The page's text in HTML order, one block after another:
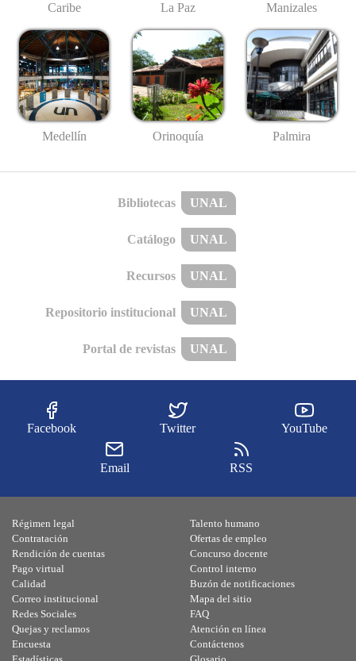
Caribe La Paz Manizales
Medellín Orinoquía Palmira
Bibliotecas UNAL
Catálogo UNAL
Recursos UNAL
Repositorio institucional UNAL
Portal de revistas UNAL
Facebook Twitter YouTube
Email RSS
Régimen legal
Contratación
Rendición de cuentas
Pago virtual
Calidad
Talento humano
Ofertas de empleo
Concurso docente
Control interno
Buzón de notificaciones
Correo institucional
Redes Sociales
Quejas y reclamos
Encuesta
Mapa del sitio
FAQ
Atención en línea
Contáctenos